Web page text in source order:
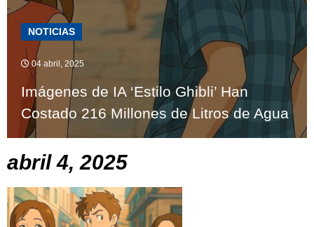
NOTICIAS
04 abril, 2025
Imágenes de IA ‘Estilo Ghibli’ Han
Costado 216 Millones de Litros de Agua
abril 4, 2025